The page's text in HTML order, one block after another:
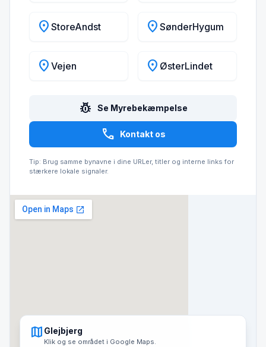
location_on StoreAndst location_on SønderHygum
location_on Vejen location_on ØsterLindet
pest_control Se Myrebekæmpelse
call Kontakt os
Tip: Brug samme bynavne i dine URLer, titler og interne links for
stærkere lokale signaler.
map Glejbjerg
Klik og se området i Google Maps.